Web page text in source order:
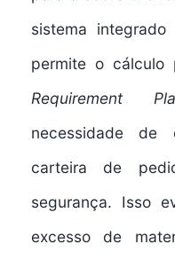
sistema
permite o cálculo
Requirement
necessidade de
carteira de
segurança. Isso
excesso de